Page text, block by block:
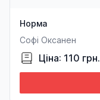
Норма
Софі Оксанен
Ціна: 110 грн.